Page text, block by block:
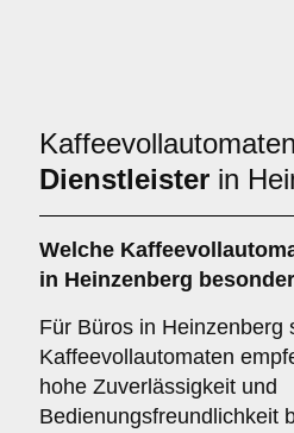
Dienstleister in
Welche
in Heinzenberg
Für Büros in Heinzenberg
Kaffeevollautomaten
hohe Zuverlässigkeit und
Bedienungsfreundlichkeit